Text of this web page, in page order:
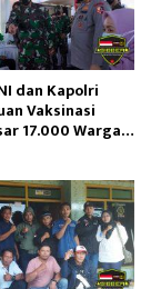
dan Kapolri
Vaksinasi
17.000 Warga